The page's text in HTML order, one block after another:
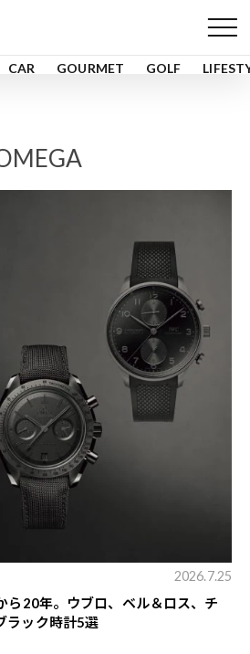
CAR GOURMET GOLF
2026.7.25
ら20年。ウブロ、ベル＆ロス、チ
ラック時計5選